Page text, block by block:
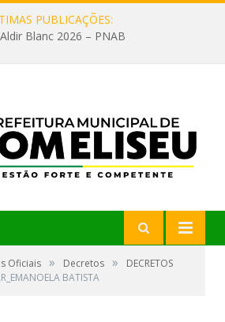
PUBLICAÇÕES:
Blanc 2026 – PNAB
Oficiais » Decretos »
DECRETOS
BATISTA